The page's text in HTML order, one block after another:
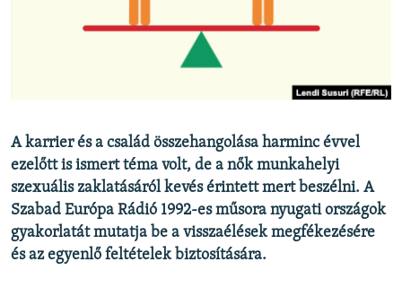
KÖVESSEN MINKET!
Valamennyi RFE/RL weboldal
A karrier és a család összehangolása harminc évvel
ezelőtt is ismert téma volt, de a nők munkahelyi
szexuális zaklatásáról kevés érintett mert beszélni. A
Szabad Európa Rádió 1992-es műsora nyugati országok
gyakorlatát mutatja be a visszaélések megfékezésére
és az egyenlő feltételek biztosítására.